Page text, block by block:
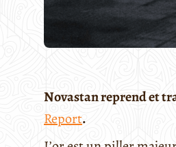
Novastan reprend et
Report.